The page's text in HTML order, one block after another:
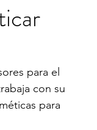
para el
con su
para